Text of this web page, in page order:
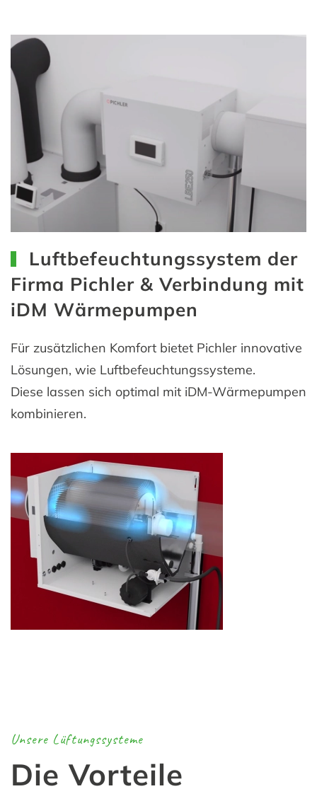
Luftbefeuchtungssystem der
Firma Pichler & Verbindung mit
iDM Wärmepumpen
Für zusätzlichen Komfort bietet Pichler innovative
Lösungen, wie Luftbefeuchtungssysteme.
Diese lassen sich optimal mit iDM-Wärmepumpen
kombinieren.
Unsere Lüftungssysteme
Die Vorteile